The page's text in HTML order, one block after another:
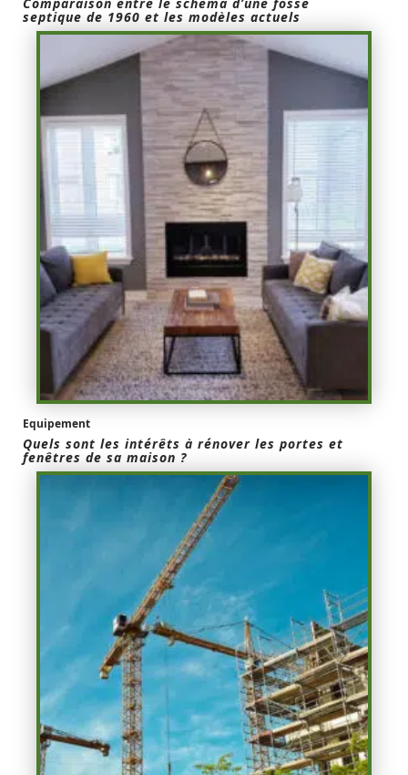
septique de 1960 et les modèles actuels
Equipement
Quels sont les intérêts à rénover les portes et
fenêtres de sa maison ?